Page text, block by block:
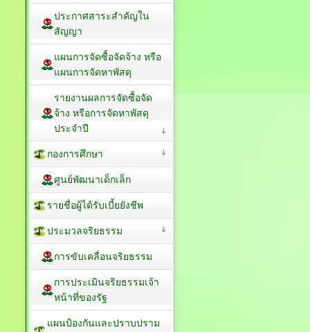
ประกาศสาระสำคัญใน
สัญญา
แผนการจัดซื้อจัดจ้าง หรือ
แผนการจัดหาพัสดุ
รายงานผลการจัดซื้อจัด
จ้าง หรือการจัดหาพัสดุ
ประจำปี
กองการศึกษา
ศูนย์พัฒนาเด็กเล็ก
รายชื่อผู้ได้รับเบี้ยยังชีพ
ประมวลจริยธรรม
การขับเคลื่อนจริยธรรม
การประเมินจริยธรรมเจ้า
หน้าที่ของรัฐ
แผนป้องกันและปราบปราม